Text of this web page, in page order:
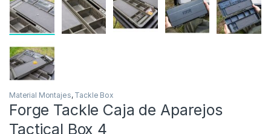
Material Montajes, Tackle Box
Forge Tackle Caja de Aparejos
Tactical Box 4